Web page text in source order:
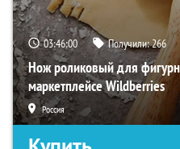
03:45:58 Получили:266
Нож роликовый для
маркетплейсе Wildberries
Россия